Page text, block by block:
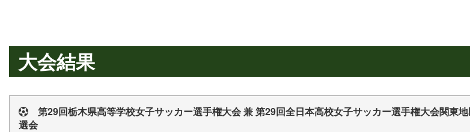
大会結果
第29回栃木県高等学校女子サッカー選手権大会 兼 第29回全日本高校女子サッカー選手権大会関
選会